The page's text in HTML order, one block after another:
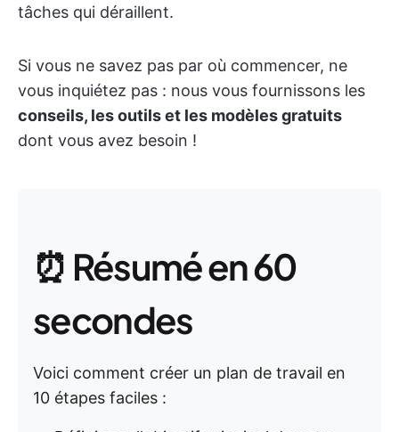
tâches qui déraillent.
Si vous ne savez pas par où commencer, ne
vous inquiétez pas : nous vous fournissons les
conseils, les outils et les modèles gratuits
dont vous avez besoin !
⏰ Résumé en 60
secondes
Voici comment créer un plan de travail en
10 étapes faciles :